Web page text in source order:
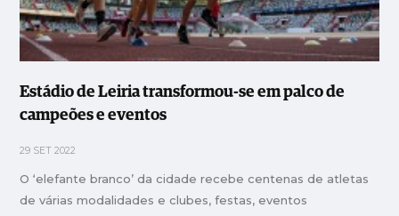
Estádio de Leiria transformou-se em palco de
campeões e eventos
29 SET 2022
O ‘elefante branco’ da cidade recebe centenas de atletas
de várias modalidades e clubes, festas, eventos